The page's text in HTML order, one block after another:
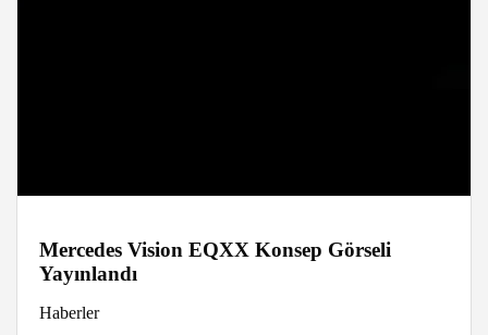
Mercedes Vision EQXX Konsep Görseli
Yayınlandı
Haberler